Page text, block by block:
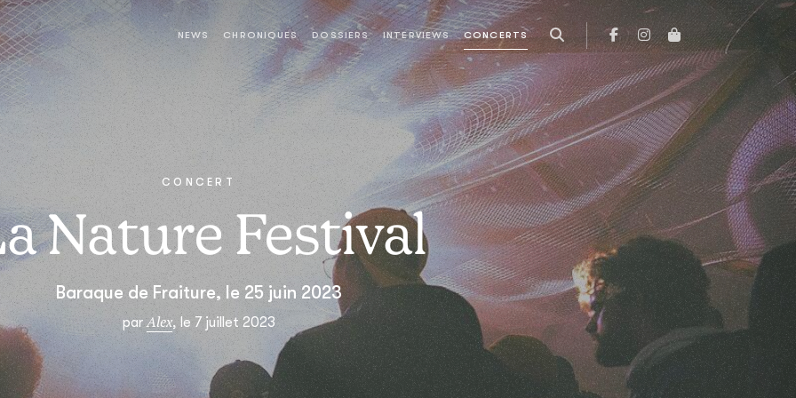
NEWS CHRONIQUES DOSSIERS INTERVIEWS CONCERTS
CONCERT
Nature Festival
Baraque de Fraiture, le 25 juin 2023
parAlex, le 7 juillet 2023